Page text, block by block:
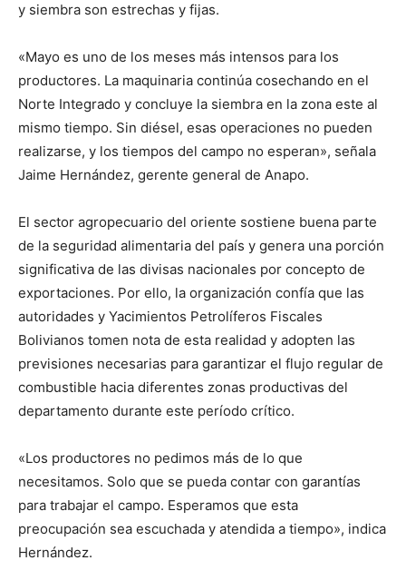
y siembra son estrechas y fijas.
«Mayo es uno de los meses más intensos para los
productores. La maquinaria continúa cosechando en el
Norte Integrado y concluye la siembra en la zona este al
mismo tiempo. Sin diésel, esas operaciones no pueden
realizarse, y los tiempos del campo no esperan», señala
Jaime Hernández, gerente general de Anapo.
El sector agropecuario del oriente sostiene buena parte
de la seguridad alimentaria del país y genera una porción
significativa de las divisas nacionales por concepto de
exportaciones. Por ello, la organización confía que las
autoridades y Yacimientos Petrolíferos Fiscales
Bolivianos tomen nota de esta realidad y adopten las
previsiones necesarias para garantizar el flujo regular de
combustible hacia diferentes zonas productivas del
departamento durante este período crítico.
«Los productores no pedimos más de lo que
necesitamos. Solo que se pueda contar con garantías
para trabajar el campo. Esperamos que esta
preocupación sea escuchada y atendida a tiempo», indica
Hernández.